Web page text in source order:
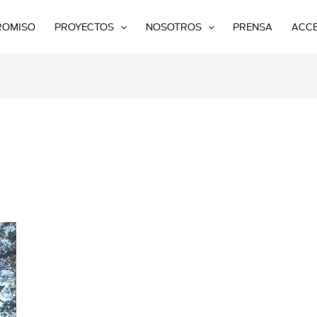
PROYECTOS NOSOTROS PRENSA